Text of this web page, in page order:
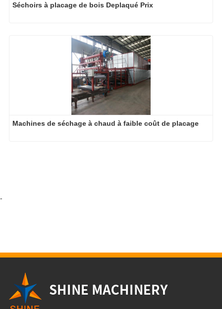
Séchoirs à placage de bois Deplaqué Prix
Machines de séchage à chaud à faible coût de placage
-